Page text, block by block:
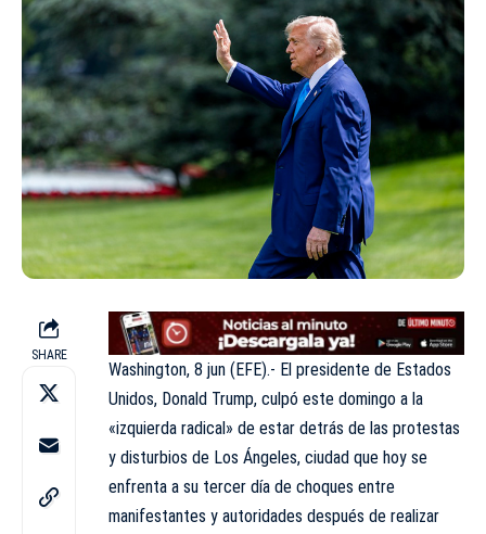
SHARE
Washington, 8 jun (EFE).- El presidente de Estados
Unidos, Donald Trump, culpó este domingo a la
«izquierda radical» de estar detrás de las protestas
y disturbios de Los Ángeles, ciudad que hoy se
enfrenta a su tercer día de choques entre
manifestantes y autoridades después de realizar